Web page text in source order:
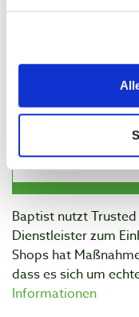
Baptist nutzt
Dienstleister zum
Shops hat
dass es sich um
Informationen